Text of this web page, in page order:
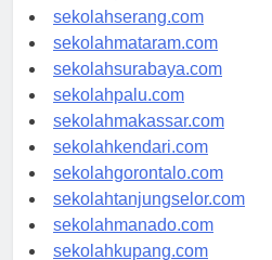
sekolahpekanbaru.com
sekolahserang.com
sekolahmataram.com
sekolahsurabaya.com
sekolahpalu.com
sekolahmakassar.com
sekolahkendari.com
sekolahgorontalo.com
sekolahtanjungselor.com
sekolahmanado.com